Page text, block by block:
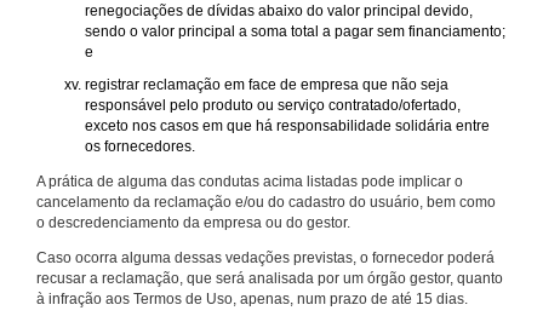
renegociações de dívidas abaixo do valor principal devido,
sendo o valor principal a soma total a pagar sem financiamento;
e
registrar reclamação em face de empresa que não seja
responsável pelo produto ou serviço contratado/ofertado,
exceto nos casos em que há responsabilidade solidária entre
os fornecedores.
A prática de alguma das condutas acima listadas pode implicar o
cancelamento da reclamação e/ou do cadastro do usuário, bem como
o descredenciamento da empresa ou do gestor.
Caso ocorra alguma dessas vedações previstas, o fornecedor poderá
recusar a reclamação, que será analisada por um órgão gestor, quanto
à infração aos Termos de Uso, apenas, num prazo de até 15 dias.